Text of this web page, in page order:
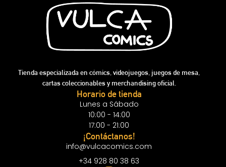
Tienda especializada en cómics, videojuegos, juegos de mesa,
cartas coleccionables y merchandising oficial.
Horario de tienda
Lunes a Sábado
10:00 - 14:00
17:00 - 21:00
¡Contáctanos!
info@vulcacomics.com
+34 928 80 38 63